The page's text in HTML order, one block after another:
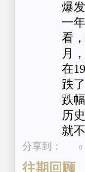
爆
一
看
月
在
跌
跌
历
就
分享到： 0
往期回顾